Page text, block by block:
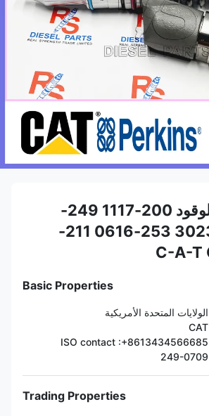
مجتمع حقن الوقود 200-1117 249-
0709 211-3023 253-0616 211-
Basic Properties
الولايات المتحدة الأمريكية
CAT
ISO contact :+8613434566685
249-0709
Trading Properties